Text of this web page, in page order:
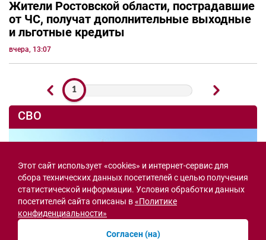
Жители Ростовской области, пострадавшие
от ЧС, получат дополнительные выходные
и льготные кредиты
вчера, 13:07
1
СВО
Этот сайт использует «cookies» и интернет-сервис для
сбора технических данных посетителей с целью получения
статистической информации. Условия обработки данных
посетителей сайта описаны в«Политике
конфиденциальности»
Согласен (на)